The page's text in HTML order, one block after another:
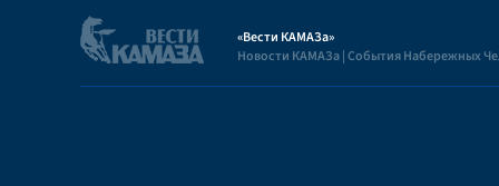
«Вести КАМАЗа»
Новости КАМАЗа | События Набережных